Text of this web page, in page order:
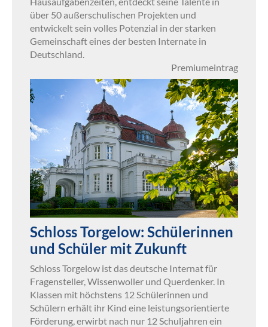
über 50 außerschulischen Projekten und
entwickelt sein volles Potenzial in der starken
Gemeinschaft eines der besten Internate in
Deutschland.
Premiumeintrag
Schloss Torgelow: Schülerinnen
und Schüler mit Zukunft
Schloss Torgelow ist das deutsche Internat für
Fragensteller, Wissenwoller und Querdenker. In
Klassen mit höchstens 12 Schülerinnen und
Schülern erhält ihr Kind eine leistungsorientierte
Förderung, erwirbt nach nur 12 Schuljahren ein